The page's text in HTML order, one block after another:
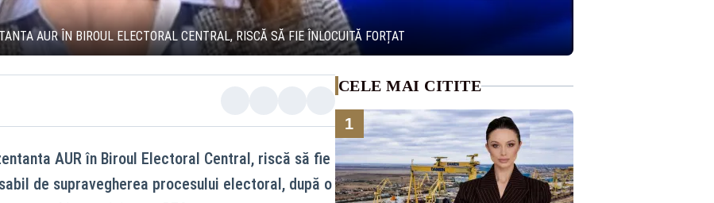
AUR ÎN BIROUL ELECTORAL CENTRAL, RISCĂ SĂ FIE ÎNLOCUITĂ FORȚAT
AUR în Biroul Electoral Central, riscă să fie
de supravegherea procesului electoral, după o
CELE MAI CITITE
1